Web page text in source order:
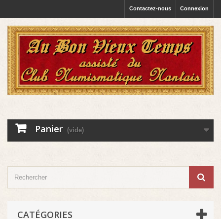
Connexion
Contactez-nous
Panier (vide)
CATÉGORIES